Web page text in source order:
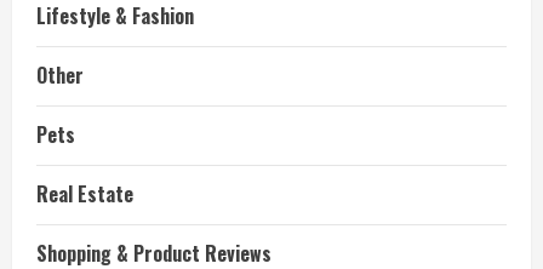
Lifestyle & Fashion
Other
Pets
Real Estate
Shopping & Product Reviews